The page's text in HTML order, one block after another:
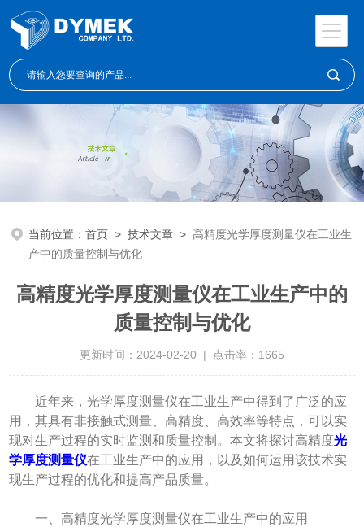
当前位置：首页 >技术文章 > 高精度光学厚度测量仪在工业生
产中的质量控制与优化
高精度光学厚度测量仪在工业生产中的
质量控制与优化
更新时间：2024-02-20 | 点击率：1665
近年来，光学厚度测量仪在工业生产中得到了广泛的应
用，其具有非接触式测量、高精度、高效率等特点，可以实
现对生产过程的实时监测和质量控制。本文将探讨高精度光
学厚度测量仪在工业生产中的应用，以及如何运用该技术实
现生产过程的优化和提高产品质量。
一、高精度光学厚度测量仪在工业生产中的应用